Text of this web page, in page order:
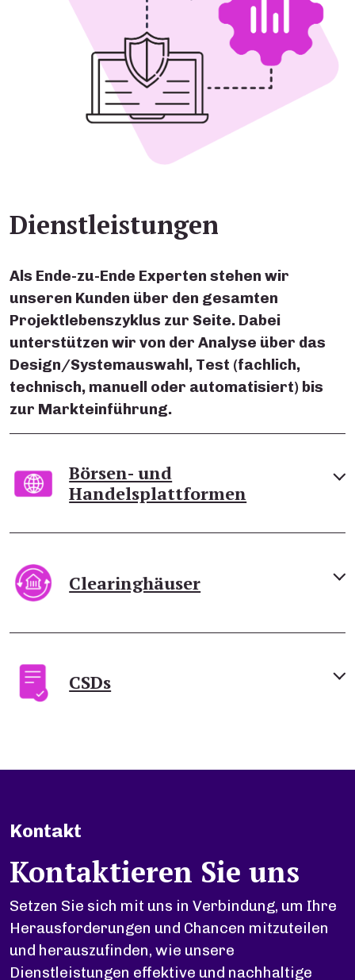
Dienstleistungen
Als Ende-zu-Ende Experten stehen wir
unseren Kunden über den gesamten
Projektlebenszyklus zur Seite. Dabei
unterstützen wir von der Analyse über das
Design/Systemauswahl, Test (fachlich,
technisch, manuell oder automatisiert) bis
zur Markteinführung.
Börsen- und
Handelsplattformen
Clearinghäuser
CSDs
Kontakt
Kontaktieren Sie uns
Setzen Sie sich mit uns in Verbindung, um Ihre
Herausforderungen und Chancen mitzuteilen
und herauszufinden, wie unsere
Dienstleistungen effektive und nachhaltige